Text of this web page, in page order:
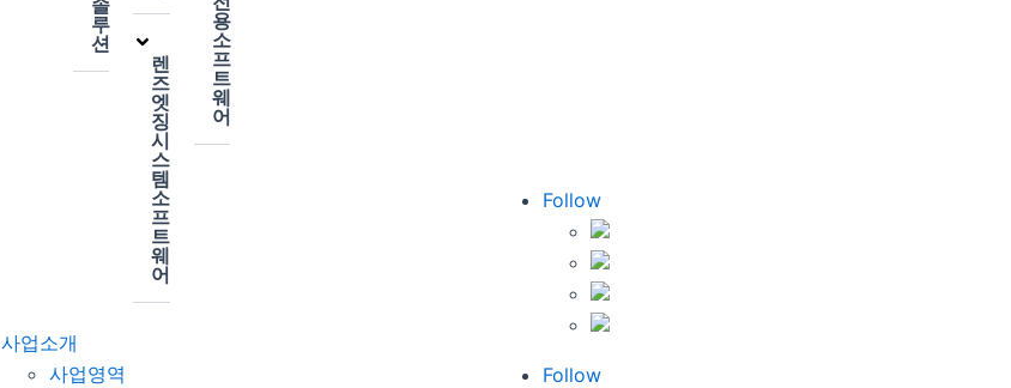
솔
루
션
렌
즈
엣
징
시
스
템
소
프
트
웨
어
용
소
프
트
웨
어
사업소개
사업영역
Follow
Follow